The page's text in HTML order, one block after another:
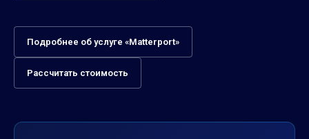
Подробнее об услуге «Matterport»
Рассчитать стоимость